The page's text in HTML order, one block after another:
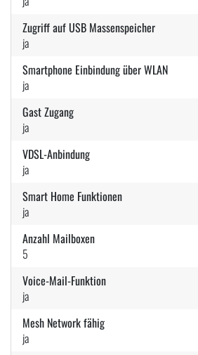
Zugriff auf USB Massenspeicher
ja
Smartphone Einbindung über WLAN
ja
Gast Zugang
ja
VDSL-Anbindung
ja
Smart Home Funktionen
ja
Anzahl Mailboxen
5
Voice-Mail-Funktion
ja
Mesh Network fähig
ja